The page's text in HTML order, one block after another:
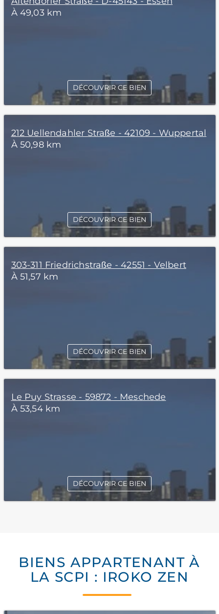
À 49,03 km
DÉCOUVRIR CE BIEN
212 Uellendahler Straße - 42109 - Wuppertal
À 50,98 km
DÉCOUVRIR CE BIEN
303-311 Friedrichstraße - 42551 - Velbert
À 51,57 km
DÉCOUVRIR CE BIEN
Le Puy Strasse - 59872 - Meschede
À 53,54 km
DÉCOUVRIR CE BIEN
BIENS APPARTENANT À
LA SCPI : IROKO ZEN